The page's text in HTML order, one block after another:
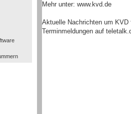
Mehr unter: www.kvd.de
Aktuelle Nachrichten um
Terminmeldungen auf